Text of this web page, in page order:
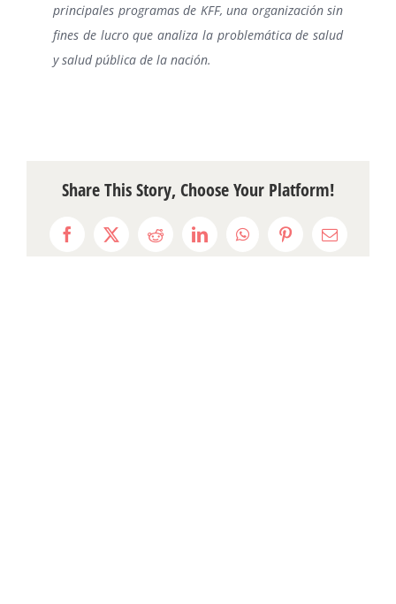
principales programas de KFF, una organización sin
fines de lucro que analiza la problemática de salud
y salud pública de la nación.
Share This Story, Choose Your Platform!
Facebook
X RedditLinkedInWhatsAppPinterestEmail